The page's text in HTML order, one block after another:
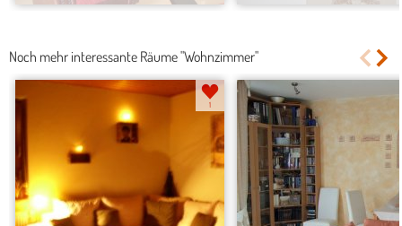
Noch mehr interessante Räume "Wohnzimmer"
1